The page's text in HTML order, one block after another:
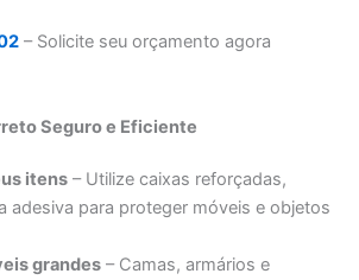
– Solicite seu orçamento agora
Seguro e Eficiente
itens– Utilize caixas reforçadas,
adesiva para proteger móveis e objetos
grandes– Camas, armários e